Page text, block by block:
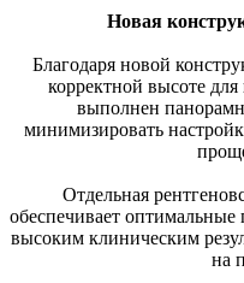
Новая
Благодаря новой
корректной высоте
выполнен
минимизировать
Отдельная
обеспечивает
высоким клиническим
на